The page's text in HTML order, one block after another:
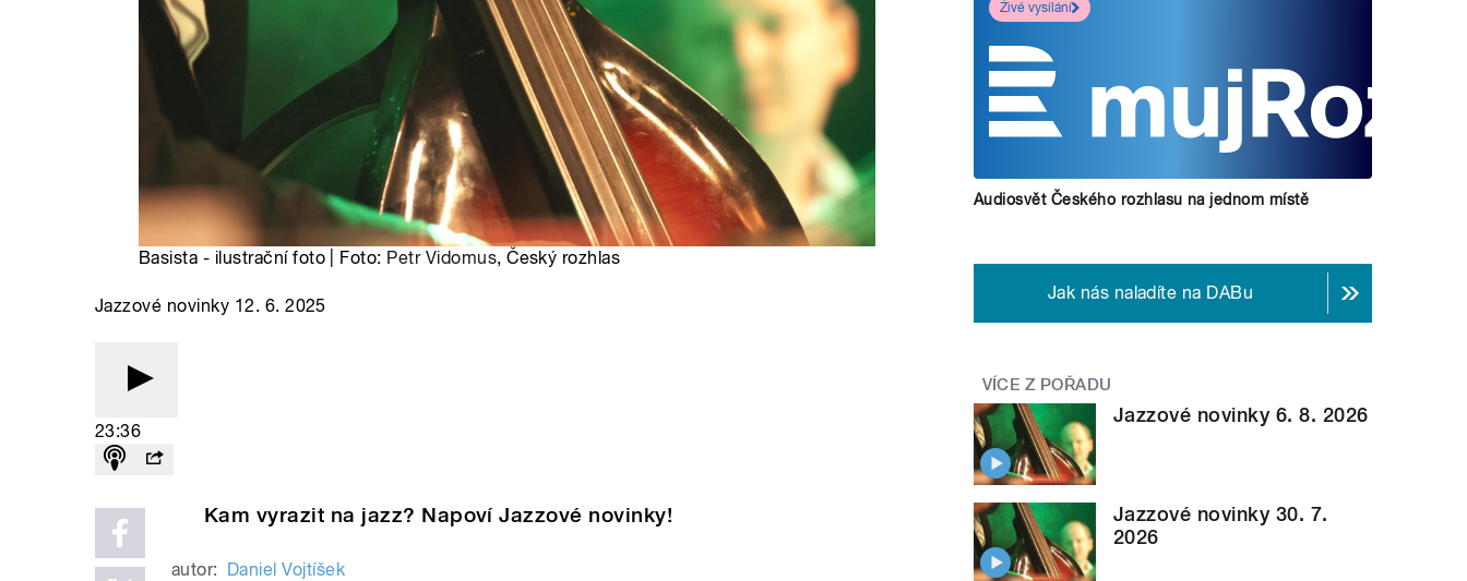
Basista - ilustrační foto | Foto: Petr Vidomus, Český rozhlas
Jazzové novinky 12. 6. 2025
23:36
Kam vyrazit na jazz? Napoví Jazzové novinky!
autor: Daniel Vojtíšek
Živé vysílání
Audiosvět Českého rozhlasu na jednom místě
Jak nás naladíte na DABu
VÍCE Z POŘADU
Jazzové novinky 6. 8. 2026
Jazzové novinky 30. 7.
2026